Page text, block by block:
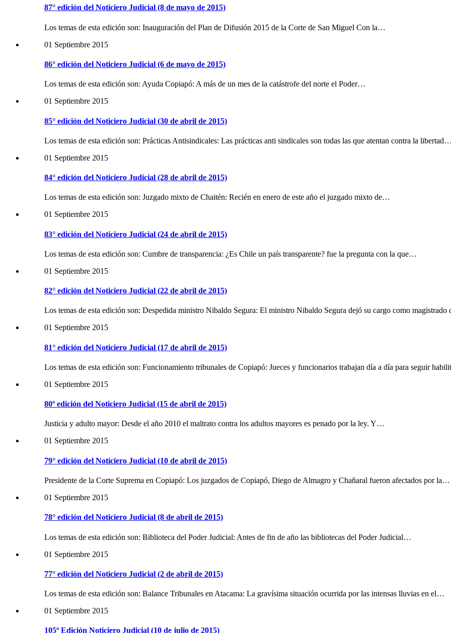
87° edición del Noticiero Judicial (8 de mayo de 2015)
Los temas de esta edición son: Inauguración del Plan de Difusión 2015 de la Corte de San Miguel Con la…
01 Septiembre 2015
86° edición del Noticiero Judicial (6 de mayo de 2015)
Los temas de esta edición son: Ayuda Copiapó: A más de un mes de la catástrofe del norte el Poder…
01 Septiembre 2015
85° edición del Noticiero Judicial (30 de abril de 2015)
Los temas de esta edición son: Prácticas Antisindicales: Las prácticas anti sindicales son todas las que atentan contra la libertad…
01 Septiembre 2015
84° edición del Noticiero Judicial (28 de abril de 2015)
Los temas de esta edición son: Juzgado mixto de Chaitén: Recién en enero de este año el juzgado mixto de…
01 Septiembre 2015
83° edición del Noticiero Judicial (24 de abril de 2015)
Los temas de esta edición son: Cumbre de transparencia: ¿Es Chile un país transparente? fue la pregunta con la que…
01 Septiembre 2015
82° edición del Noticiero Judicial (22 de abril de 2015)
Los temas de esta edición son: Despedida ministro Nibaldo Segura: El ministro Nibaldo Segura dejó su cargo como
01 Septiembre 2015
81° edición del Noticiero Judicial (17 de abril de 2015)
Los temas de esta edición son: Funcionamiento tribunales de Copiapó: Jueces y funcionarios trabajan día a día para seguir
01 Septiembre 2015
80º edición del Noticiero Judicial (15 de abril de 2015)
Justicia y adulto mayor: Desde el año 2010 el maltrato contra los adultos mayores es penado por la ley. Y…
01 Septiembre 2015
79° edición del Noticiero Judicial (10 de abril de 2015)
Presidente de la Corte Suprema en Copiapó: Los juzgados de Copiapó, Diego de Almagro y Chañaral fueron afectados por la…
01 Septiembre 2015
78° edición del Noticiero Judicial (8 de abril de 2015)
Los temas de esta edición son: Biblioteca del Poder Judicial: Antes de fin de año las bibliotecas del Poder Judicial…
01 Septiembre 2015
77° edición del Noticiero Judicial (2 de abril de 2015)
Los temas de esta edición son: Balance Tribunales en Atacama: La gravísima situación ocurrida por las intensas lluvias en el…
01 Septiembre 2015
105º Edición Noticiero Judicial (10 de julio de 2015)